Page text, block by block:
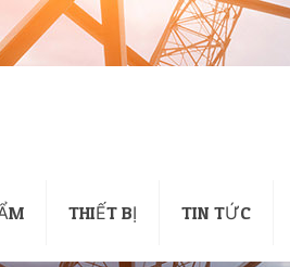
THIẾT BỊ TIN TỨC